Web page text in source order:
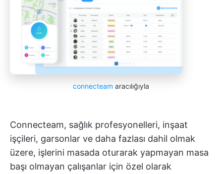
connecteam aracılığıyla
Connecteam, sağlık profesyonelleri, inşaat
işçileri, garsonlar ve daha fazlası dahil olmak
üzere, işlerini masada oturarak yapmayan masa
başı olmayan çalışanlar için özel olarak